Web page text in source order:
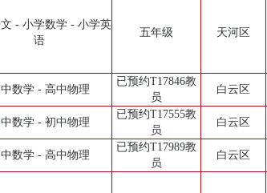
- 小学数学 - 小学英
语
五年级 天河区
数学 - 高中物理
已预约T17846教
员
白云区
数学 - 初中物理
已预约T17555教
员
白云区
数学 - 高中物理
已预约T17989教
员
白云区